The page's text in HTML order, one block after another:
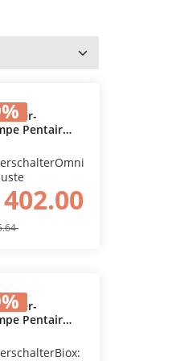
%
Warenkorb
Pentair
%
Warenkorb
Pentair